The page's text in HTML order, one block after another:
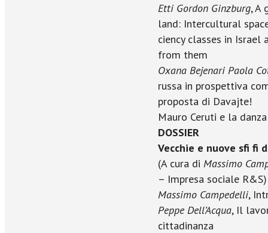
Etti Gordon Ginzburg, A
land: Intercultural
ciency classes in Israel
from them
Oxana Bejenari Paola
russa in prospettiva
proposta di Davajte!
Mauro Ceruti e la
DOSSIER
Vecchie e nuove sfi fi
(A cura di Massimo
– Impresa sociale R&S)
Massimo Campedelli,
Peppe Dell’Acqua, Il
cittadinanza